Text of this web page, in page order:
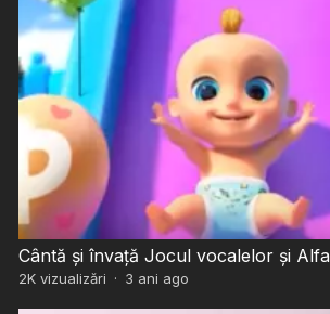
Cântă și învață Jocul vocalelor și
2Kvizualizări · 3 ani ago